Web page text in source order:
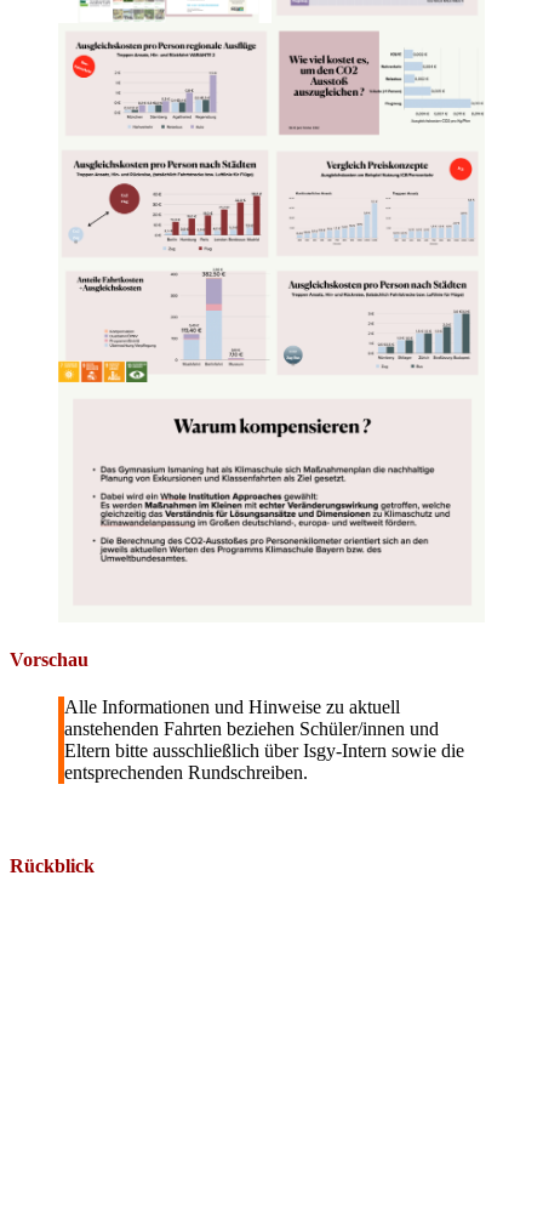
Vorschau
Alle Informationen und Hinweise zu aktuell
anstehenden Fahrten beziehen Schüler/innen und
Eltern bitte ausschließlich über Isgy-Intern sowie die
entsprechenden Rundschreiben.
Rückblick